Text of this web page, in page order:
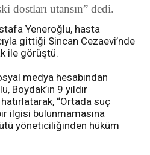
dostları utansın” dedi.
Yeneroğlu, hasta
gittiği Sincan Cezaevi’nde
ile görüştü.
medya hesabından
Boydak’ın 9 yıldır
“Ortada suç
ilgisi bulunmamasına
yöneticiliğinden hüküm